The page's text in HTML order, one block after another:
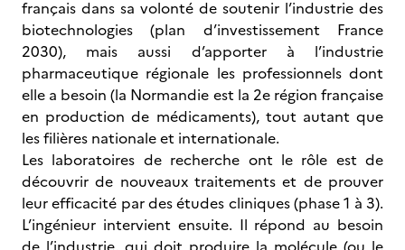
français dans sa volonté de soutenir l’industrie des
biotechnologies (plan d’investissement France
2030), mais aussi d’apporter à l’industrie
pharmaceutique régionale les professionnels dont
elle a besoin (la Normandie est la 2e région française
en production de médicaments), tout autant que
les filières nationale et internationale.
Les laboratoires de recherche ont le rôle est de
découvrir de nouveaux traitements et de prouver
leur efficacité par des études cliniques (phase 1 à 3).
L’ingénieur intervient ensuite. Il répond au besoin